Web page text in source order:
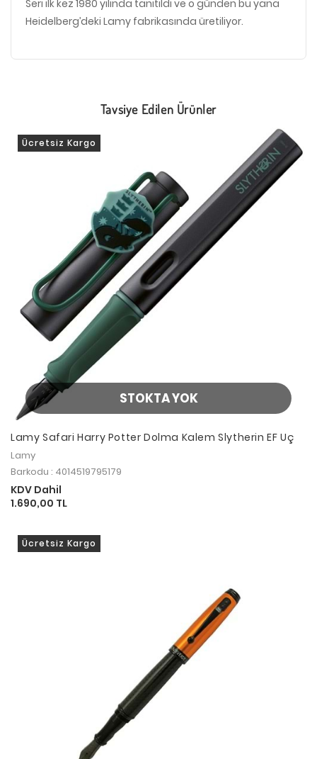
Seri ilk kez 1980 yılında tanıtıldı ve o günden bu yana
Heidelberg’deki Lamy fabrikasında üretiliyor.
Tavsiye Edilen Ürünler
STOKTA YOK
Ücretsiz Kargo
Lamy Safari Harry Potter Dolma Kalem Slytherin EF Uç
Lamy
Barkodu : 4014519795179
KDV Dahil
1.690,00 TL
Ücretsiz Kargo